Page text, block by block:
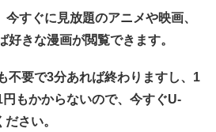
すぐに見放題のアニメや映画、
好きな漫画が閲覧できます。
不要で3分あれば終わりますし、1
もかからないので、今すぐU-
さい。